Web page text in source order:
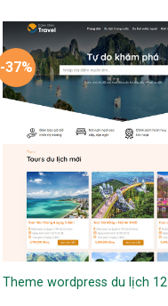
-37%
Theme wordpress du lịch 12